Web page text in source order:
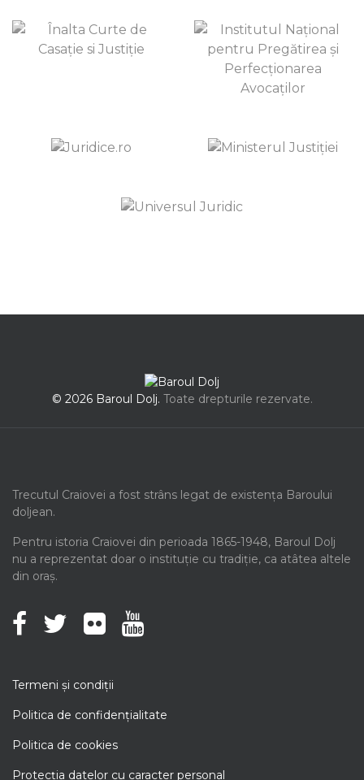
© 2026 Baroul Dolj. Toate drepturile rezervate.
Trecutul Craiovei a fost strâns legat de existența Baroului
doljean.
Pentru istoria Craiovei din perioada 1865-1948, Baroul Dolj
nu a reprezentat doar o instituție cu tradiție, ca atâtea altele
din oraș.
Termeni şi condiţii
Politica de confidenţialitate
Politica de cookies
Protecţia datelor cu caracter personal